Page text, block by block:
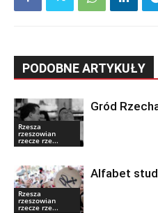
PODOBNE ARTYKUŁY
Rzesza
rzeszowian
rzecze rze...
Gród
Rzesza
rzeszowian
rzecze rze...
Alfabet